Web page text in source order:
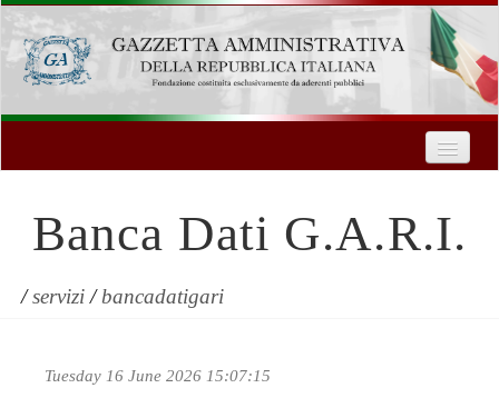
Formazione
Innovazione Tecnologica
Banca Dati G.A.R.I.
/servizi/bancadatigari
Tuesday 16 June 2026 15:07:15